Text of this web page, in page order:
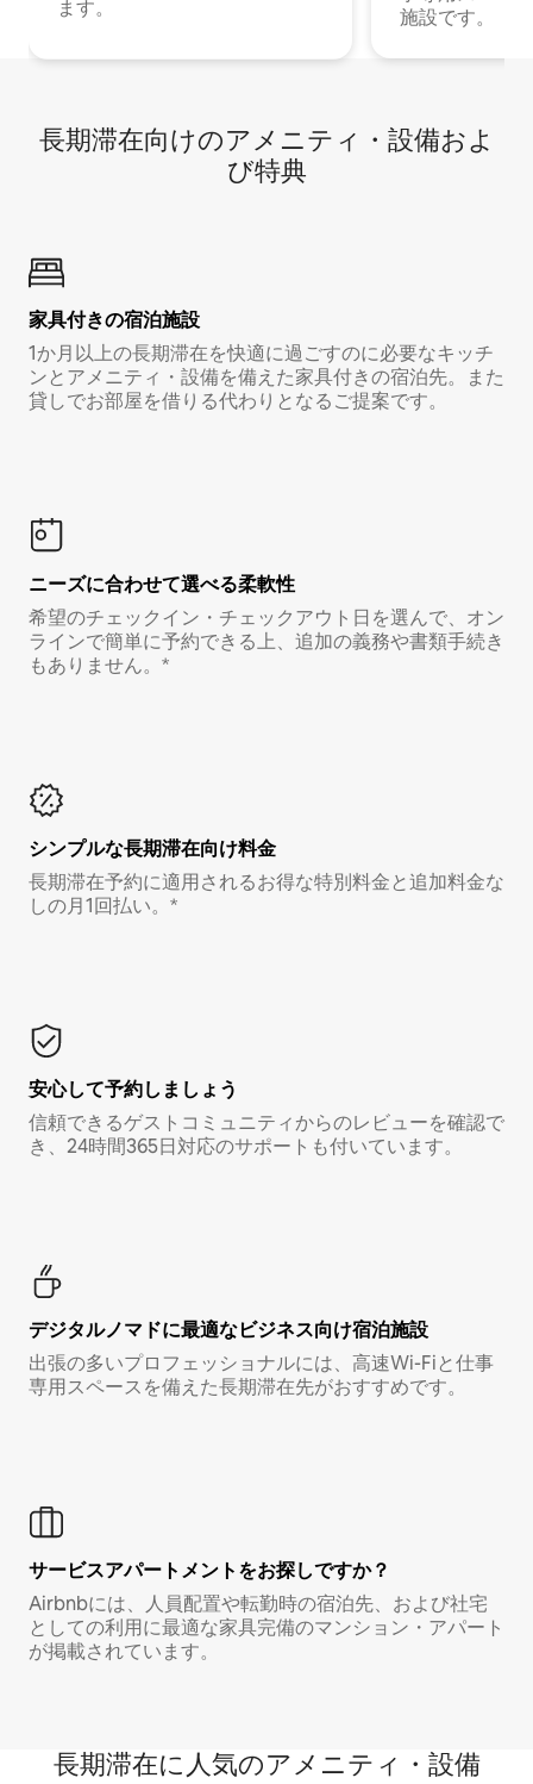
ます。
施設です。
長期滞在向け⁠のア⁠メ⁠ニ⁠テ⁠ィ⁠・設⁠備⁠およ
び特⁠典
家具付き⁠の宿⁠泊⁠施⁠設
1か月以上の長期滞在を快適に過ごすのに必要なキッチ
ンとアメニティ・設備を備えた家具付きの宿泊先。また
貸しでお部屋を借りる代わりとなるご提案です。
ニーズに合わせて選べる柔軟性
希望のチェックイン・チェックアウト日を選んで、オン
ラインで簡単に予約できる上、追加の義務や書類手続き
もありません。*
シンプルな長期滞在向け料金
長期滞在予約に適用されるお得な特別料金と追加料金な
しの月1回払い。*
安心して予約しましょう
信頼できるゲストコミュニティからのレビューを確認で
き、24時間365日対応のサポートも付いています。
デジタルノマド⁠に最⁠適⁠なビ⁠ジ⁠ネ⁠ス⁠向⁠け宿⁠泊⁠施⁠設
出張の多いプロフェッショナルには、高速Wi-Fiと仕事
専用スペースを備えた長期滞在先がおすすめです。
サービスアパートメントをお探しですか？
Airbnbには、人員配置や転勤時の宿泊先、および社宅
としての利用に最適な家具完備のマンション・アパート
が掲載されています。
長期滞在に人気のアメニティ・設備